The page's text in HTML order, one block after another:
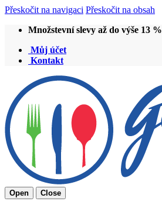
Přeskočit na navigaci Přeskočit na obsah
Množstevní slevy až do výše 13 %
Můj účet
Kontakt
Open Close